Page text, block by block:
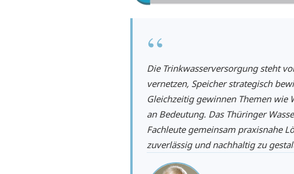
“
Die Trinkwasserversorgung steht
vernetzen, Speicher strategisch
Gleichzeitig gewinnen Themen
an Bedeutung. Das Thüringer
Fachleute gemeinsam praxisnahe
zuverlässig und nachhaltig zu